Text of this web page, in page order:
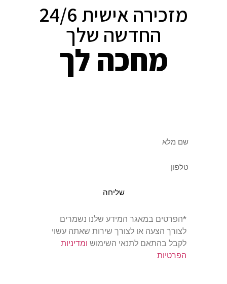
מזכירה אישית 24/6
החדשה שלך
מחכה לך
שליחה
*הפרטים במאגר המידע שלנו נשמרים
לצורך הצעה או לצורך שירות שאתה עשוי
לקבל בהתאם לתנאי השימוש ומדיניות
הפרטיות